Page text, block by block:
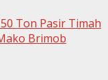
Ton Pasir Timah
Brimob